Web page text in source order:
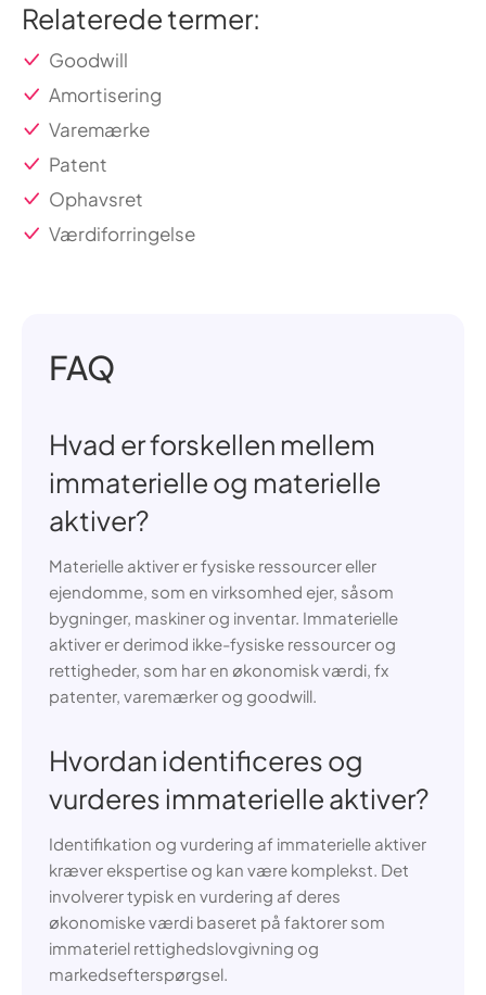
Relaterede termer:
Goodwill
Amortisering
Varemærke
Patent
Ophavsret
Værdiforringelse
FAQ
Hvad er forskellen mellem
immaterielle og materielle
aktiver?
Materielle aktiver er fysiske ressourcer eller
ejendomme, som en virksomhed ejer, såsom
bygninger, maskiner og inventar. Immaterielle
aktiver er derimod ikke-fysiske ressourcer og
rettigheder, som har en økonomisk værdi, fx
patenter, varemærker og goodwill.
Hvordan identificeres og
vurderes immaterielle aktiver?
Identifikation og vurdering af immaterielle aktiver
kræver ekspertise og kan være komplekst. Det
involverer typisk en vurdering af deres
økonomiske værdi baseret på faktorer som
immateriel rettighedslovgivning og
markedsefterspørgsel.